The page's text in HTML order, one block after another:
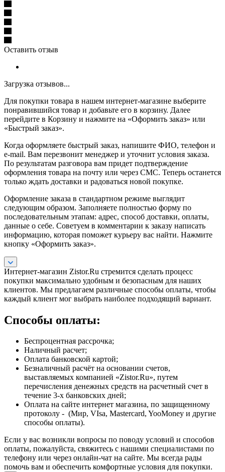
Оставить отзыв
Загрузка отзывов...
Для покупки товара в нашем интернет-магазине выберите
понравившийся товар и добавьте его в корзину. Далее
перейдите в Корзину и нажмите на «Оформить заказ» или
«Быстрый заказ».
Когда оформляете быстрый заказ, напишите ФИО, телефон и
e-mail. Вам перезвонит менеджер и уточнит условия заказа.
По результатам разговора вам придет подтверждение
оформления товара на почту или через СМС. Теперь останется
только ждать доставки и радоваться новой покупке.
Оформление заказа в стандартном режиме выглядит
следующим образом. Заполняете полностью форму по
последовательным этапам: адрес, способ доставки, оплаты,
данные о себе. Советуем в комментарии к заказу написать
информацию, которая поможет курьеру вас найти. Нажмите
кнопку «Оформить заказ».
Интернет-магазин Zistor.Ru стремится сделать процесс
покупки максимально удобным и безопасным для наших
клиентов. Мы предлагаем различные способы оплаты, чтобы
каждый клиент мог выбрать наиболее подходящий вариант.
Способы оплаты:
Беспроцентная рассрочка;
Наличный расчет;
Оплата банковской картой;
Безналичный расчёт на основании счетов,
выставляемых компанией «Zistor.Ru», путем
перечисления денежных средств на расчетный счет в
течение 3-х банковских дней;
Оплата на сайте интернет магазина, по защищенному
протоколу - (Мир, VIsa, Mastercard, YooMoney и другие
способы оплаты).
Если у вас возникли вопросы по поводу условий и способов
оплаты, пожалуйста, свяжитесь с нашими специалистами по
телефону или через онлайн-чат на сайте. Мы всегда рады
помочь вам и обеспечить комфортные условия для покупки.